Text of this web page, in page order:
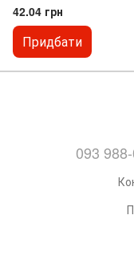
42.04 грн
Придбати
093